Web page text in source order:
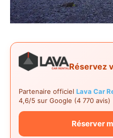
Réservez
Partenaire officiel Lava Car
4,6/5 sur Google (4 770 avis)
Réserver